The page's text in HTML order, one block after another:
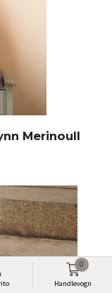
Handlevogn
0
Merinoull